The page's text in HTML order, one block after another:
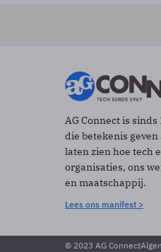
AG Connect is
die betekenis
laten zien hoe tech
organisaties, ons
en maatschappij.
Lees ons manifest >
© 2023 AG Connect